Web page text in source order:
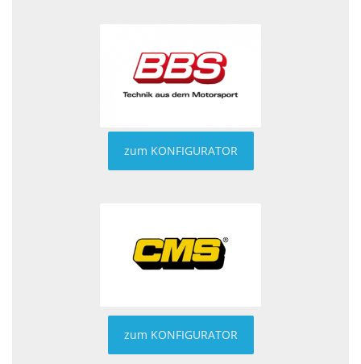
zum KONFIGURATOR
zum KONFIGURATOR